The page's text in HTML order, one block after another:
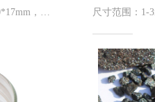
尺寸：10*6mm，20*15mm，30*17mm，可定制；纯度：99.9%和99.99% 上